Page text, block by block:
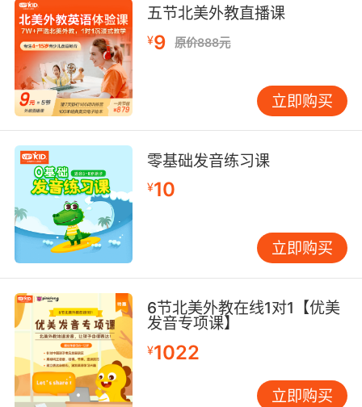
五节北美外教直播课
¥9 原价888元
立即购买
零基础发音练习课
¥10
立即购买
6节北美外教在线1对1【优美
发音专项课】
¥1022
立即购买